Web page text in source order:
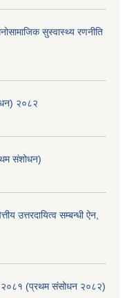
सुस्वास्थ्य रणनीति
२०८२
संशोधन)
उत्तरदायित्व सम्बन्धी ऐन,
२०८१ (प्रथम संसोधन २०८२)